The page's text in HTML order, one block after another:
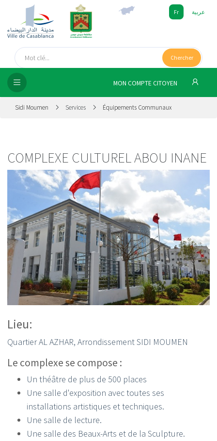
MÉDIA
Fr عربية
Chercher
MON COMPTE CITOYEN
Sidi Moumen Services Équipements Communaux
COMPLEXE CULTUREL ABOU INANE
Lieu:
Quartier AL AZHAR, Arrondissement SIDI MOUMEN
Le complexe se compose :
Un théâtre de plus de 500 places
Une salle d'exposition avec toutes ses
installations artistiques et techniques.
Une salle de lecture.
Une salle des Beaux-Arts et de la Sculpture.